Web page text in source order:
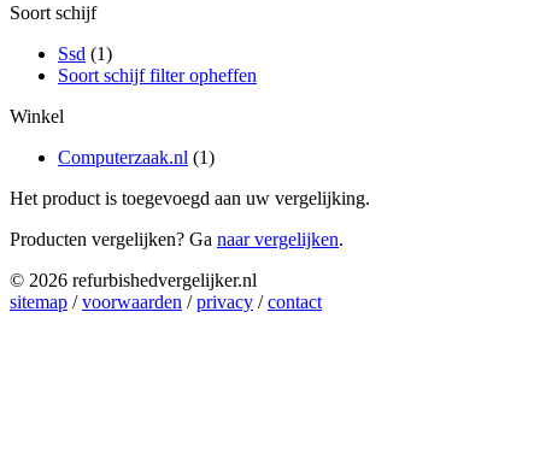
Soort schijf
Ssd (1)
Soort schijf filter opheffen
Winkel
Computerzaak.nl (1)
Het product is toegevoegd aan uw vergelijking.
Producten vergelijken? Ga naar vergelijken.
© 2026 refurbishedvergelijker.nl
sitemap /voorwaarden /privacy /contact